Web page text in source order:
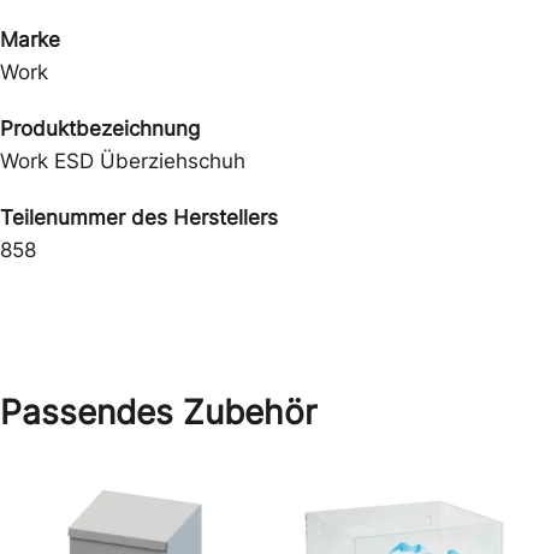
Marke
Work
Produktbezeichnung
Work ESD Überziehschuh
Teilenummer des Herstellers
858
Passendes Zubehör